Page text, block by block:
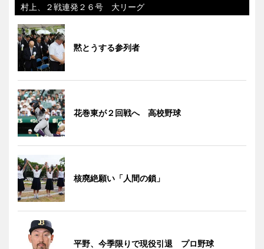
村上、２戦連発２６号 大リーグ
黙とうする参列者
花巻東が２回戦へ 高校野球
核廃絶願い「人間の鎖」
平野、今季限りで現役引退 プロ野球